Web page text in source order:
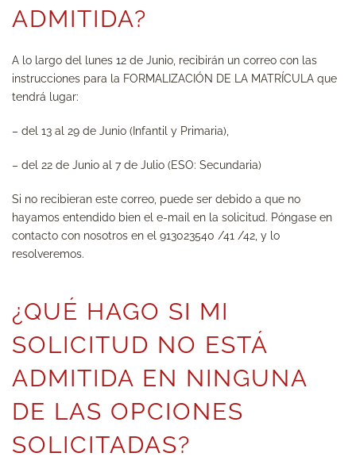
ADMITIDA?
A lo largo del lunes 12 de Junio , recibirán un correo con las
instrucciones para la FORMALIZACIÓN DE LA MATRÍCULA que
tendrá lugar:
– del 13 al 29 de Junio (Infantil y Primaria)
– del 22 de Junio al 7 de Julio (ESO: Secundaria)
Si no recibieran este correo, puede ser debido a que no
hayamos entendido bien el e-mail en la solicitud. Póngase en
contacto con nosotros en el 913023540 /41 /42, y lo
resolveremos.
¿QUÉ HAGO SI MI
SOLICITUD NO ESTÁ
ADMITIDA EN NINGUNA
DE LAS OPCIONES
SOLICITADAS?